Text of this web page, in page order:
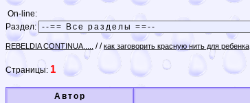
On-line:
Раздел:
REBELDIA CONTINUA..... //как заговорить красную нить для ребенка
Страницы: 1
Автор